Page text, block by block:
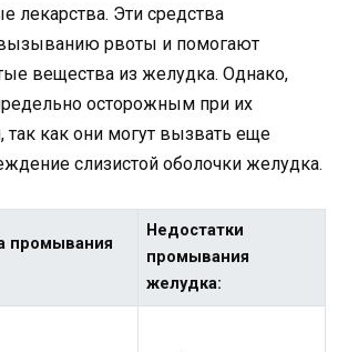
лекарства. Эти средства
рвоты и помогают
вещества из желудка. Однако,
осторожным при их
так как они могут вызвать еще
слизистой оболочки желудка.
промывания
Недостатки
промывания
желудка: